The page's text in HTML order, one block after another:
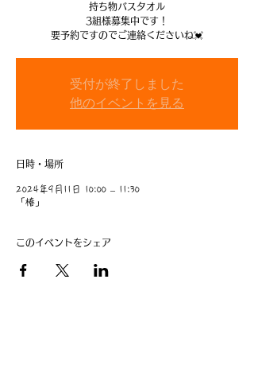
持ち物バスタオル
3組様募集中です！
要予約ですのでご連絡くださいね💓
受付が終了しました
他のイベントを見る
日時・場所
2024年9月11日 10:00 – 11:30
「椿」
このイベントをシェア